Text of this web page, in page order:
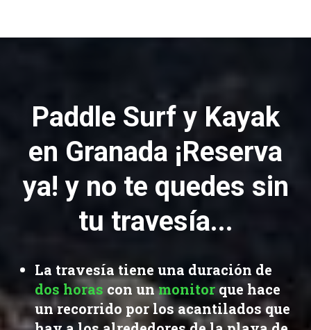
Paddle Surf y Kayak
en Granada ¡Reserva
ya! y no te quedes sin
tu travesía...
La travesía tiene una duración de
dos horas con unmonitor que hace
un recorrido por los acantilados que